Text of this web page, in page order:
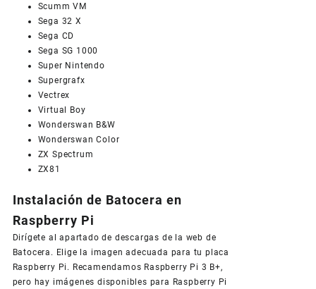
Scumm VM
Sega 32 X
Sega CD
Sega SG 1000
Super Nintendo
Supergrafx
Vectrex
Virtual Boy
Wonderswan B&W
Wonderswan Color
ZX Spectrum
ZX81
Instalación de Batocera en
Raspberry Pi
Dirígete al apartado de descargas de la web de
Batocera. Elige la imagen adecuada para tu placa
Raspberry Pi. Recamendamos Raspberry Pi 3 B+,
pero hay imágenes disponibles para Raspberry Pi